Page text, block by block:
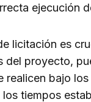
ejecución
licitación es
del proyecto,
realicen bajo
tiempos